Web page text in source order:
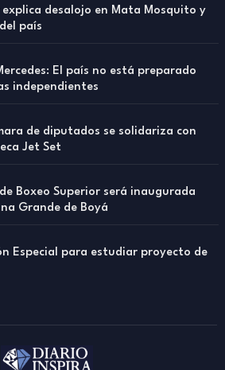
desalojo en Mata Mosquito y
país
El país no está preparado
independientes
de diputados se solidariza con
Jet Set
Boxeo Superior será inaugurada
Grande de Boyá
Especial para estudiar proyecto de